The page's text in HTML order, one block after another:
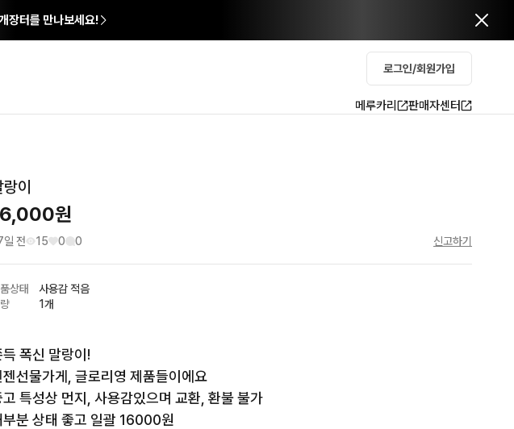
장터를 만나보세요!
로그인/회원가입
메루카리 판매자센터
이
원
일 전 15 0 0 신고하기
상태
사용감 적음
1개
득 폭신 말랑이!
젠선물가게, 글로리영 제품들이에요
고 특성상 먼지, 사용감있으며 교환, 환불 불가
부분 상태 좋고 일괄 16000원